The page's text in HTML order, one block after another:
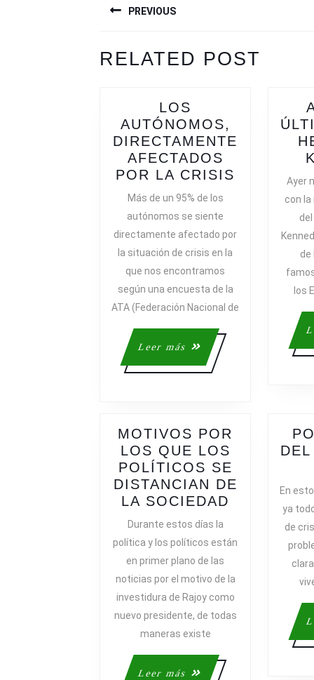
DE
ENTRADAS
PREVIOUS
post:
RELATED POST
LOS
AUTÓNOMOS,
DIRECTAMENTE
AFECTADOS
POR LA CRISIS
POR
CRISIS
Más de un 95% de los
autónomos se siente
directamente afectado por
la situación de crisis en la
que nos encontramos
según una encuesta de la
ATA (Federación Nacional de
Leer más
Leer
más
Ayer
con
de
los
MOTIVOS POR
LOS QUE LOS
POLÍTICOS SE
DISTANCIAN DE
LA SOCIEDAD
QUE
SE
Durante estos días la
política y los políticos están
en primer plano de las
noticias por el motivo de la
investidura de Rajoy como
nuevo presidente, de todas
maneras existe
Leer más
Leer
En
ya
de